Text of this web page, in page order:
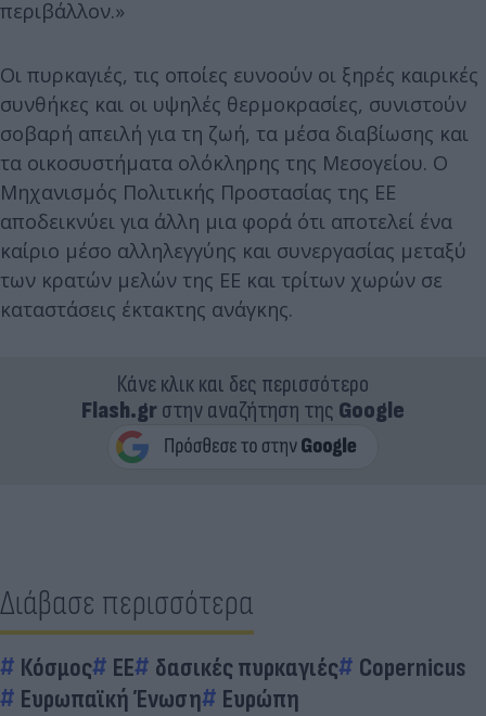
περιβάλλον.»
Οι πυρκαγιές, τις οποίες ευνοούν οι ξηρές καιρικές
συνθήκες και οι υψηλές θερμοκρασίες, συνιστούν
σοβαρή απειλή για τη ζωή, τα μέσα διαβίωσης και
τα οικοσυστήματα ολόκληρης της Μεσογείου. Ο
Μηχανισμός Πολιτικής Προστασίας της ΕΕ
αποδεικνύει για άλλη μια φορά ότι αποτελεί ένα
καίριο μέσο αλληλεγγύης και συνεργασίας μεταξύ
των κρατών μελών της ΕΕ και τρίτων χωρών σε
καταστάσεις έκτακτης ανάγκης.
Κάνε κλικ και δες περισσότερο
Flash.grστην αναζήτηση της Google
Διάβασε περισσότερα
Κόσμος EE δασικές πυρκαγιές
Copernicus
Ευρωπαϊκή Ένωση
Ευρώπη